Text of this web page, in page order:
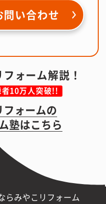
問い合わせ
ォーム解説！
10万人突破!!
フォームの
塾はこちら
らみやこリフォーム